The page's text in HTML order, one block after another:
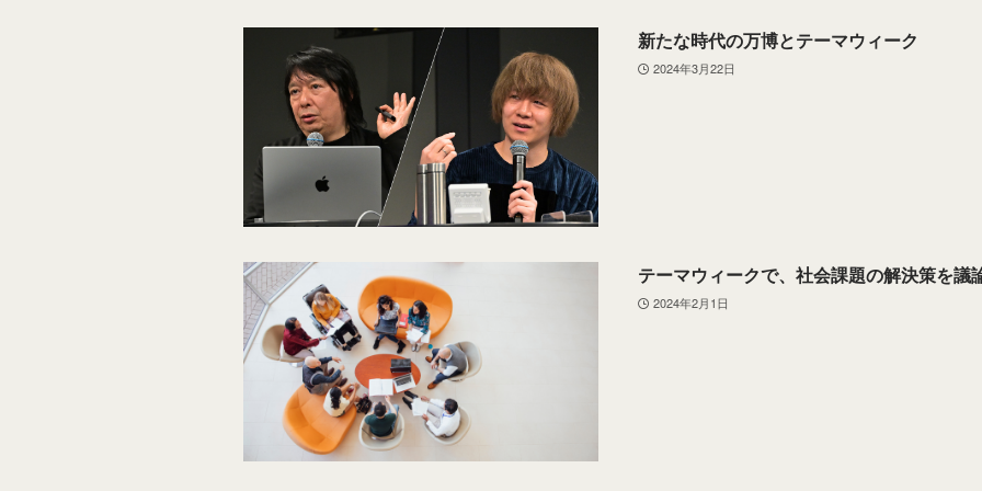
新たな時代の万博とテーマウィーク
2024年3月22日
テーマウィークで、社会課題の解決策を議
2024年2月1日